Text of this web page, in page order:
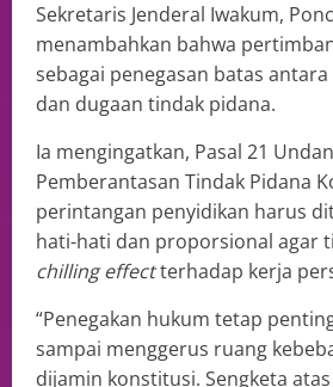
Sekretaris Jenderal Iwakum,
menambahkan bahwa
sebagai penegasan batas
dan dugaan tindak pidana.
Ia mengingatkan, Pasal 21
Pemberantasan Tindak Pidana
perintangan penyidikan harus
hati-hati dan proporsional agar
chilling effectterhadap kerja
“Penegakan hukum tetap
sampai menggerus ruang
dijamin konstitusi. Sengketa